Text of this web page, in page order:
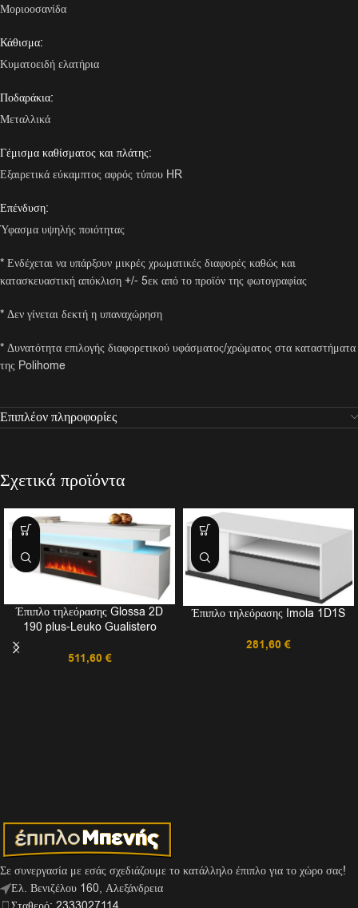
Μοριοοσανίδα
Κάθισμα:
Κυματοειδή ελατήρια
Ποδαράκια:
Μεταλλικά
Γέμισμα καθίσματος και πλάτης:
Εξαιρετικά εύκαμπτος αφρός τύπου HR
Επένδυση:
Ύφασμα υψηλής ποιότητας
* Ενδέχεται να υπάρξουν μικρές χρωματικές διαφορές καθώς και
κατασκευαστική απόκλιση +/- 5εκ από το προϊόν της φωτογραφίας
* Δεν γίνεται δεκτή η υπαναχώρηση
* Δυνατότητα επιλογής διαφορετικού υφάσματος/χρώματος στα καταστήματα
της Polihome
Επιπλέον πληροφορίες
Σχετικά προϊόντα
Έπιπλο τηλεόρασης Glossa 2D
190 plus-Leuko Gualistero
511,60 €
Έπιπλο τηλεόρασης Imola 1D1S
281,60 €
Σε συνεργασία με εσάς σχεδιάζουμε το κατάλληλο έπιπλο για το χώρο σας!
Ελ. Βενιζέλου 160, Αλεξάνδρεια